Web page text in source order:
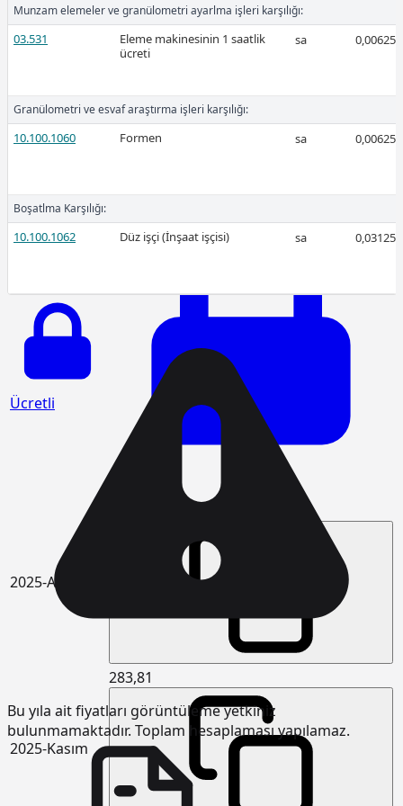
Ücretli
2025-Aralık
2025-Kasım
283,81
Munzam elemeler ve granülometri ayarlma işleri karşılığı:
03.531
Eleme makinesinin 1 saatlik
ücreti
sa 0,00625
Granülometri ve esvaf araştırma işleri karşılığı:
10.100.1060 Formen sa 0,00625
Boşatlma Karşılığı:
10.100.1062 Düz işçi (İnşaat işçisi) sa 0,03125
Bu yıla ait fiyatları görüntüleme yetkiniz
bulunmamaktadır. Toplam hesaplaması yapılamaz.